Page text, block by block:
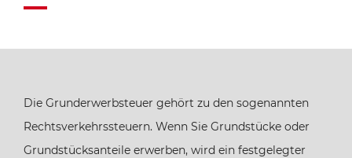
Die Grunderwerbsteuer gehört zu den sogenannten
Rechtsverkehrssteuern. Wenn Sie Grundstücke oder
Grundstücksanteile erwerben, wird ein festgelegter